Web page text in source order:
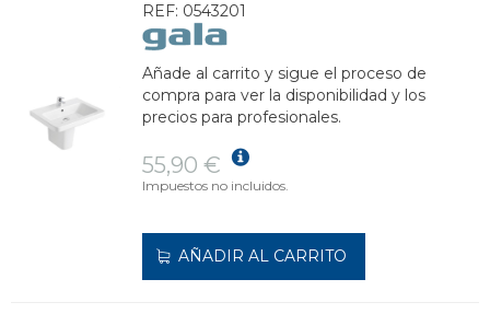
REF: 0543201
Añade al carrito y sigue el proceso de
compra para ver la disponibilidad y los
precios para profesionales.
55,90 €
Impuestos no incluidos.
AÑADIR AL CARRITO